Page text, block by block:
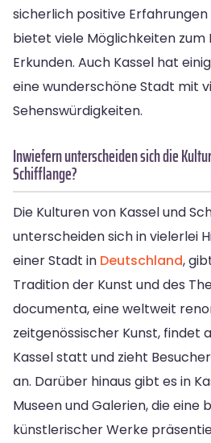
sicherlich positive
bietet viele Möglichkeiten zum
Erkunden. Auch Kassel hat
eine wunderschöne Stadt mit
Sehenswürdigkeiten.
Inwiefern unterscheiden sich die
Schifflange?
Die Kulturen von Kassel und
unterscheiden sich in vielerlei
einer Stadt in Deutschland,
Tradition der Kunst und des
documenta, eine weltweit
zeitgenössischer Kunst, findet
Kassel statt und zieht
an. Darüber hinaus gibt es in
Museen und Galerien, die eine
künstlerischer Werke